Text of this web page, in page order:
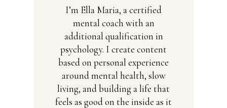
I’m Ella Maria, a certified
mental coach with an
additional qualification in
psychology. I create content
based on personal experience
around mental health, slow
living, and building a life that
feels as good on the inside as it